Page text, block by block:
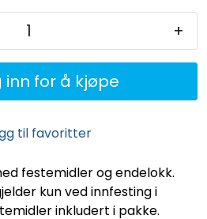
+
inn for å kjøpe
til favoritter
festemidler og endelokk.
kun ved innfesting i
inkludert i pakke.